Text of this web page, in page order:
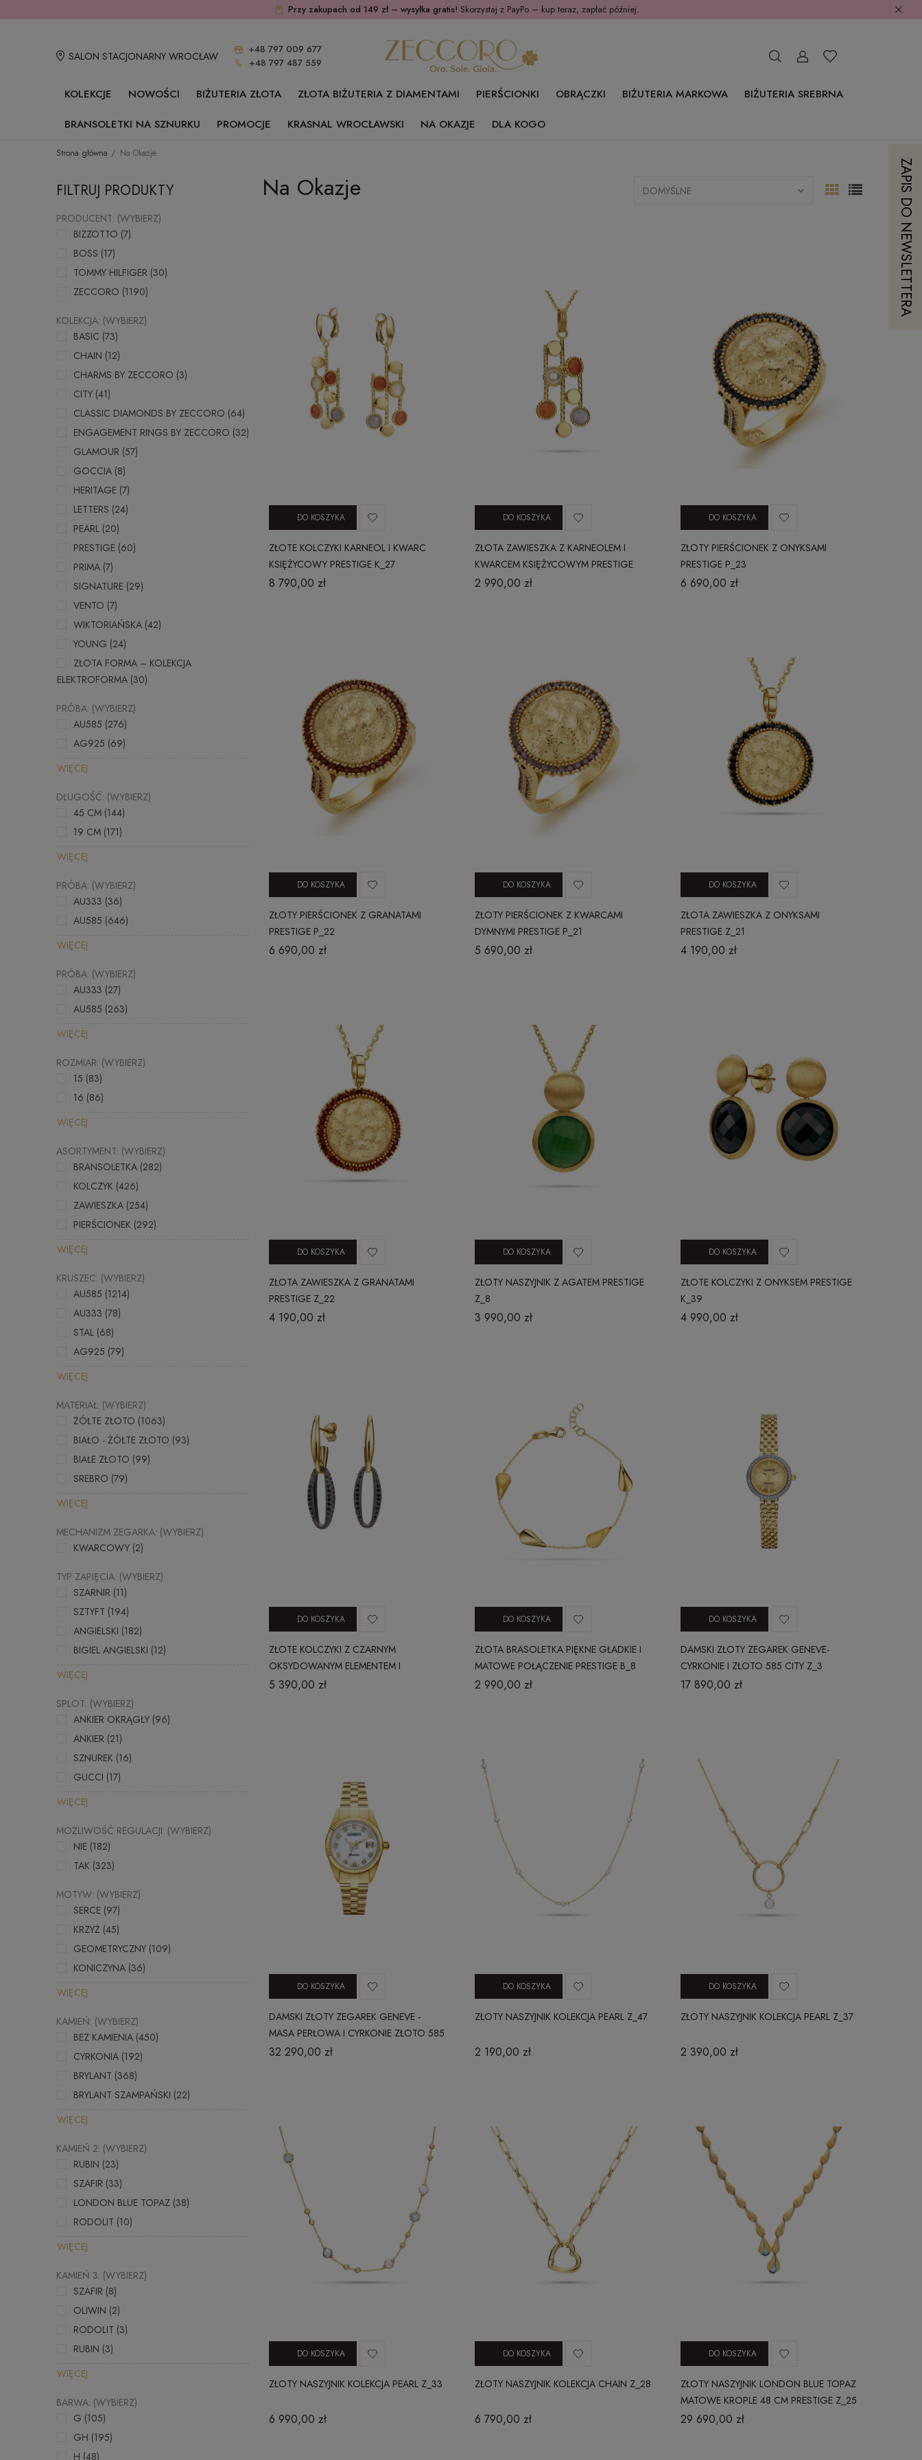
Przy zakupach od 149 zł – wysyłka gratis! Skorzystaj z PayPo – kup teraz, zapłać później.
SALON STACJONARNY WROCŁAW
+48 797 009 677
+48 797 487 559
KOLEKCJE NOWOŚCI BIŻUTERIA ZŁOTA ZŁOTA BIŻUTERIA Z DIAMENTAMI PIERŚCIONKI OBRĄCZKI BIŻUTERIA MARKOWA
BIŻUTERIA SREBRNA
BRANSOLETKI NA SZNURKU
PROMOCJE KRASNAL WROCŁAWSKI NA OKAZJE DLA KOGO
Strona główna Na Okazje
FILTRUJ PRODUKTY
PRODUCENT: (WYBIERZ)
BIZZOTTO (7)
BOSS (17)
TOMMY HILFIGER (30)
ZECCORO (1190)
KOLEKCJA: (WYBIERZ)
BASIC (73)
CHAIN (12)
CHARMS BY ZECCORO (3)
CITY (41)
CLASSIC DIAMONDS BY ZECCORO (64)
ENGAGEMENT RINGS BY ZECCORO (32)
GLAMOUR (57)
GOCCIA (8)
HERITAGE (7)
LETTERS (24)
PEARL (20)
PRESTIGE (60)
PRIMA (7)
SIGNATURE (29)
VENTO (7)
WIKTORIAŃSKA (42)
YOUNG (24)
ZŁOTA FORMA – KOLEKCJA
ELEKTROFORMA (30)
PRÓBA: (WYBIERZ)
AU585 (276)
AG925 (69)
WIĘCEJ
DŁUGOŚĆ: (WYBIERZ)
45 CM (144)
19 CM (171)
WIĘCEJ
PRÓBA: (WYBIERZ)
AU333 (36)
AU585 (646)
WIĘCEJ
PRÓBA: (WYBIERZ)
AU333 (27)
AU585 (263)
WIĘCEJ
ROZMIAR: (WYBIERZ)
15 (83)
16 (86)
WIĘCEJ
ASORTYMENT: (WYBIERZ)
BRANSOLETKA (282)
KOLCZYK (426)
ZAWIESZKA (254)
PIERŚCIONEK (292)
WIĘCEJ
KRUSZEC: (WYBIERZ)
AU585 (1214)
AU333 (78)
STAL (68)
AG925 (79)
WIĘCEJ
MATERIAŁ: (WYBIERZ)
ŻÓŁTE ZŁOTO (1063)
BIAŁO - ŻÓŁTE ZŁOTO (93)
BIAŁE ZŁOTO (99)
SREBRO (79)
WIĘCEJ
MECHANIZM ZEGARKA: (WYBIERZ)
KWARCOWY (2)
TYP ZAPIĘCIA: (WYBIERZ)
SZARNIR (11)
SZTYFT (194)
ANGIELSKI (182)
BIGIEL ANGIELSKI (12)
WIĘCEJ
SPLOT: (WYBIERZ)
ANKIER OKRĄGŁY (96)
ANKIER (21)
SZNUREK (16)
GUCCI (17)
WIĘCEJ
MOŻLIWOŚĆ REGULACJI: (WYBIERZ)
NIE (182)
TAK (323)
MOTYW: (WYBIERZ)
SERCE (97)
KRZYŻ (45)
GEOMETRYCZNY (109)
KONICZYNA (36)
WIĘCEJ
KAMIEŃ: (WYBIERZ)
BEZ KAMIENIA (450)
CYRKONIA (192)
BRYLANT (368)
BRYLANT SZAMPAŃSKI (22)
WIĘCEJ
KAMIEŃ 2: (WYBIERZ)
RUBIN (23)
SZAFIR (33)
LONDON BLUE TOPAZ (38)
RODOLIT (10)
WIĘCEJ
KAMIEŃ 3: (WYBIERZ)
SZAFIR (8)
OLIWIN (2)
RODOLIT (3)
RUBIN (3)
WIĘCEJ
BARWA: (WYBIERZ)
G (105)
GH (195)
H (48)
Na Okazje
ZŁOTE KOLCZYKI KARNEOL I KWARC
KSIĘŻYCOWY PRESTIGE K_27
8 790,00 zł
DO KOSZYKA
ZŁOTA ZAWIESZKA Z KARNEOLEM I
KWARCEM KSIĘŻYCOWYM PRESTIGE
Z_14
2 990,00 zł
DO KOSZYKA
ZŁOTY PIERŚCIONEK Z ONYKSAMI
PRESTIGE P_23
6 690,00 zł
DO KOSZYKA
ZŁOTY PIERŚCIONEK Z GRANATAMI
PRESTIGE P_22
6 690,00 zł
DO KOSZYKA
ZŁOTY PIERŚCIONEK Z KWARCAMI
DYMNYMI PRESTIGE P_21
5 690,00 zł
DO KOSZYKA
ZŁOTA ZAWIESZKA Z ONYKSAMI
PRESTIGE Z_21
4 190,00 zł
DO KOSZYKA
ZŁOTA ZAWIESZKA Z GRANATAMI
PRESTIGE Z_22
4 190,00 zł
DO KOSZYKA
ZŁOTY NASZYJNIK Z AGATEM PRESTIGE
Z_8
3 990,00 zł
DO KOSZYKA
ZŁOTE KOLCZYKI Z ONYKSEM PRESTIGE
K_39
4 990,00 zł
DO KOSZYKA
ZŁOTE KOLCZYKI Z CZARNYM
OKSYDOWANYM ELEMENTEM I
CZARNYMI CYRKONIAMI PRESTIGE K_6
5 390,00 zł
DO KOSZYKA
ZŁOTA BRASOLETKA PIĘKNE GŁADKIE I
MATOWE POŁĄCZENIE PRESTIGE B_8
2 990,00 zł
DO KOSZYKA
DAMSKI ZŁOTY ZEGAREK GENEVE-
CYRKONIE I ZŁOTO 585 CITY Z_3
17 890,00 zł
DO KOSZYKA
DAMSKI ZŁOTY ZEGAREK GENEVE -
MASA PERŁOWA I CYRKONIE ZŁOTO 585
CITY Z_2
32 290,00 zł
DO KOSZYKA
ZŁOTY NASZYJNIK KOLEKCJA PEARL Z_47
2 190,00 zł
DO KOSZYKA
ZŁOTY NASZYJNIK KOLEKCJA PEARL Z_37
2 390,00 zł
DO KOSZYKA
ZŁOTY NASZYJNIK KOLEKCJA PEARL Z_33
6 990,00 zł
DO KOSZYKA
ZŁOTY NASZYJNIK KOLEKCJA CHAIN Z_28
6 790,00 zł
DO KOSZYKA
ZŁOTY NASZYJNIK LONDON BLUE TOPAZ
MATOWE KROPLE 48 CM PRESTIGE Z_25
29 690,00 zł
DO KOSZYKA
ZAPIS DO NEWSLETTERA